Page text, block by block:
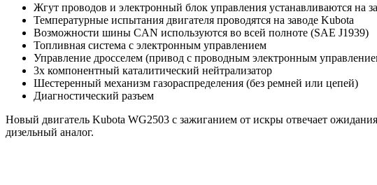
Жгут проводов и электронный блок управления устанавливаются на
Температурные испытания двигателя проводятся на заводе Kubota
Возможности шины CAN используются во всей полноте (SAE J1939)
Топливная система с электронным управлением
Управление дросселем (привод с проводным электронным
3х компонентный каталитический нейтрализатор
Шестеренный механизм газораспределения (без ремней или цепей)
Диагностический разъем
Новый двигатель Kubota WG2503 с зажиганием от искры отвечает
дизельный аналог.